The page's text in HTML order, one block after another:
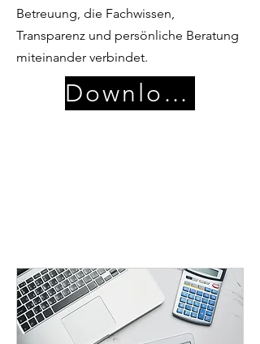
Betreuung, die Fachwissen,
Transparenz und persönliche Beratung
miteinander verbindet.
Download